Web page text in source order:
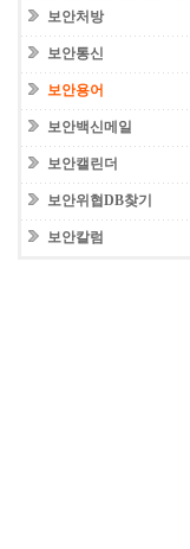
보안처방
보안통신
보안용어
보안백신메일
보안캘린더
보안위협DB찾기
보안칼럼